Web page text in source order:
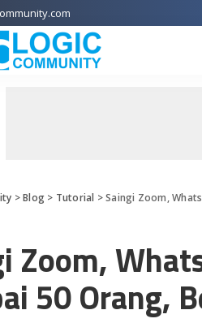
>Blog> Tutorial >Saingi Zoom,
Zoom,
50 Orang,